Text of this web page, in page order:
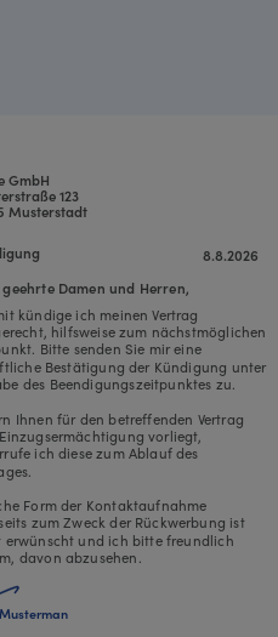
8.8.2026
GmbH
123
Musterstadt
kündige ich meinen Vertrag
hilfsweise zum nächstmöglichen
Bitte senden Sie mir eine
Bestätigung der Kündigung unter
des Beendigungszeitpunktes zu.
Ihnen für den betreffenden Vertrag
vorliegt,
ich diese zum Ablauf des
Form der Kontaktaufnahme
zum Zweck der Rückwerbung ist
erwünscht und ich bitte freundlich
davon abzusehen.
Damen und Herren,